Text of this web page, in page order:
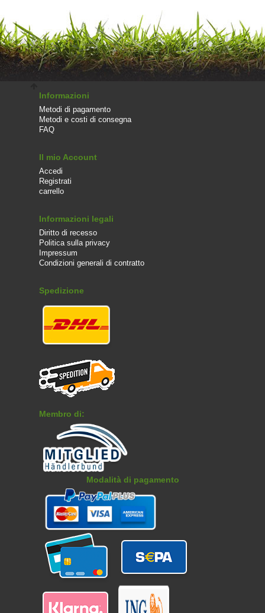
Informazioni
Metodi di pagamento
Metodi e costi di consegna
FAQ
Il mio Account
Accedi
Registrati
carrello
Informazioni legali
Diritto di recesso
Politica sulla privacy
Impressum
Condizioni generali di contratto
Spedizione
Membro di:
Modalità di pagamento